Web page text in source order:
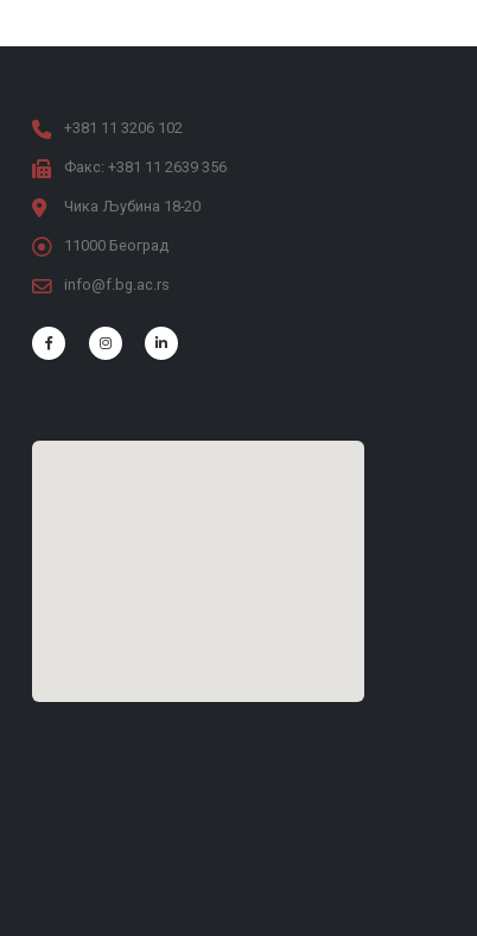
+381 11 3206 102
Факс: +381 11 2639 356
Чика Љубина 18-20
11000 Београд
info@f.bg.ac.rs